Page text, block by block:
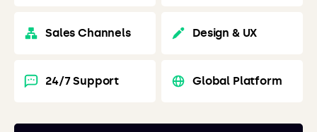
Sales Channels Design & UX
24/7 Support Global Platform